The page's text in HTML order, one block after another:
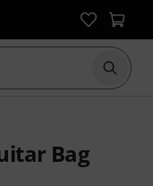
Suche
Bag
Kundenbewertungen